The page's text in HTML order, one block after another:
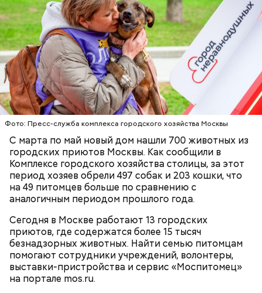
Фото: Пресс-служба комплекса городского хозяйства Москвы
С марта по май новый дом нашли 700 животных из
городских приютов Москвы. Как сообщили в
Комплексе городского хозяйства столицы, за этот
период хозяев обрели 497 собак и 203 кошки, что
на 49 питомцев больше по сравнению с
аналогичным периодом прошлого года.
Сегодня в Москве работают 13 городских
приютов, где содержатся более 15 тысяч
безнадзорных животных. Найти семью питомцам
помогают сотрудники учреждений, волонтеры,
выставки-пристройства и сервис «Моспитомец»
на портале mos.ru.
Далее следует запайка выводных элементов.
Простыми словами, плату помещают в устройство,
где циркулирует нагретая жидкость, похожая на
вулканическую лаву. Она накрепко запаивает плату.